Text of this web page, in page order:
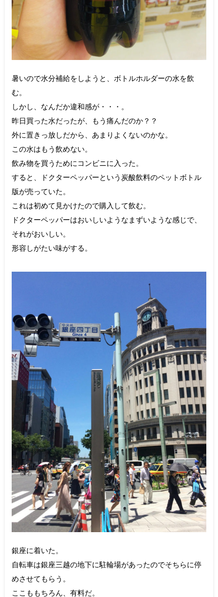
暑いので水分補給をしようと、ボトルホルダーの水を飲
む。
しかし、なんだか違和感が・・・。
昨日買った水だったが、もう痛んだのか？？
外に置きっ放しだから、あまりよくないのかな。
この水はもう飲めない。
飲み物を買うためにコンビニに入った。
すると、ドクターペッパーという炭酸飲料のペットボトル
版が売っていた。
これは初めて見かけたので購入して飲む。
ドクターペッパーはおいしいようなまずいような感じで、
それがおいしい。
形容しがたい味がする。
銀座に着いた。
自転車は銀座三越の地下に駐輪場があったのでそちらに停
めさせてもらう。
ここももちろん、有料だ。